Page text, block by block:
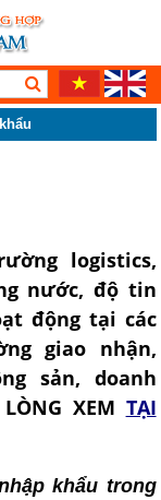
logistics,
nước, độ tin
động tại các
giao nhận,
sản, doanh
XEM TẠI
khẩu trong